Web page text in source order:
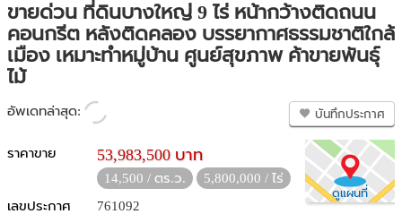
ขายด่วน ที่ดินบางใหญ่ 9 ไร่ หน้ากว้างติดถนน
คอนกรีต หลังติดคลอง บรรยากาศธรรมชาติใกล้
เมือง เหมาะทำหมู่บ้าน ศูนย์สุขภาพ ค้าขายพันธ์ุ
ไม้
อัพเดทล่าสุด: บันทึกประกาศ
ดูแผนที่
ราคาขาย 53,983,500 บาท
14,500 / ตร.ว.
5,800,000 / ไร่
เลขประกาศ
761092